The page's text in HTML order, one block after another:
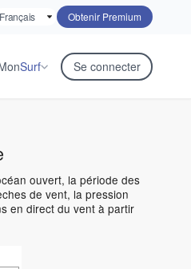
Obtenir Premium
Surf Se connecter
ouvert, la période des
de vent, la pression
en direct du vent à partir